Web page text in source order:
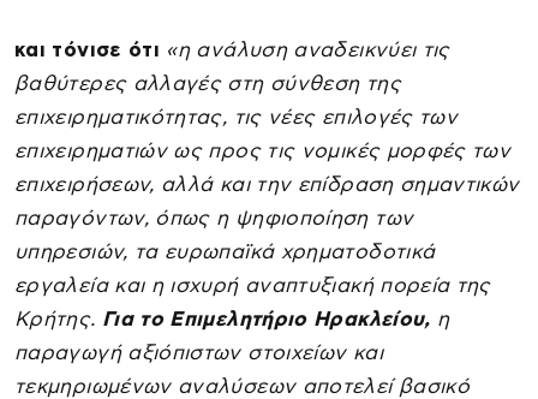
και τόνισε ότι «η ανάλυση αναδεικνύει τις
βαθύτερες αλλαγές στη σύνθεση της
επιχειρηματικότητας, τις νέες επιλογές των
επιχειρηματιών ως προς τις νομικές μορφές των
επιχειρήσεων, αλλά και την επίδραση σημαντικών
παραγόντων, όπως η ψηφιοποίηση των
υπηρεσιών, τα ευρωπαϊκά χρηματοδοτικά
εργαλεία και η ισχυρή αναπτυξιακή πορεία της
Κρήτης. Για το Επιμελητήριο Ηρακλείου, η
παραγωγή αξιόπιστων στοιχείων και
τεκμηριωμένων αναλύσεων αποτελεί βασικό